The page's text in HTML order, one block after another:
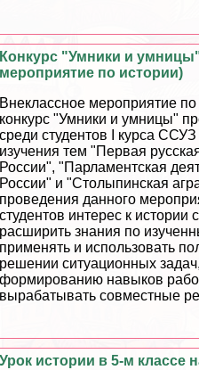
Конкурс "Умники и
мероприятие по истории)
Внеклассное мероприятие по
конкурс "Умники и умницы"
среди студентов I курса
изучения тем "Первая
России", "Парламентская
России" и "Столыпинская
проведения данного
студентов интерес к истории
расширить знания по
применять и использовать
решении ситуационных
формированию навыков
выpaбатывать совместные
Урок истории в 5-м классе